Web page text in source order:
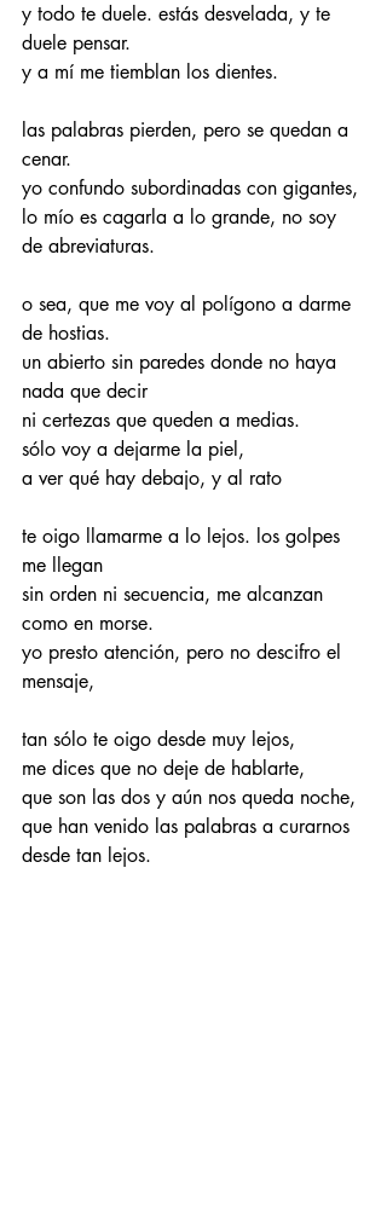
y todo te duele. estás desvelada, y te
duele pensar.
y a mí me tiemblan los dientes.
las palabras pierden, pero se quedan a
cenar.
yo confundo subordinadas con gigantes,
lo mío es cagarla a lo grande, no soy
de abreviaturas.
o sea, que me voy al polígono a darme
de hostias.
un abierto sin paredes donde no haya
nada que decir
ni certezas que queden a medias.
sólo voy a dejarme la piel,
a ver qué hay debajo, y al rato
te oigo llamarme a lo lejos. los golpes
me llegan
sin orden ni secuencia, me alcanzan
como en morse.
yo presto atención, pero no descifro el
mensaje,
tan sólo te oigo desde muy lejos,
me dices que no deje de hablarte,
que son las dos y aún nos queda noche,
que han venido las palabras a curarnos
desde tan lejos.